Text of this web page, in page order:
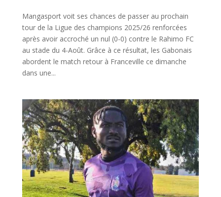
Mangasport voit ses chances de passer au prochain
tour de la Ligue des champions 2025/26 renforcées
après avoir accroché un nul (0-0) contre le Rahimo FC
au stade du 4-Août. Grâce à ce résultat, les Gabonais
abordent le match retour à Franceville ce dimanche
dans une...